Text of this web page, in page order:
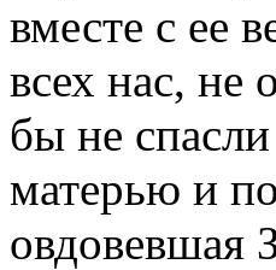
вместе с ее
всех нас, не
бы не
матерью и
овдовевшая